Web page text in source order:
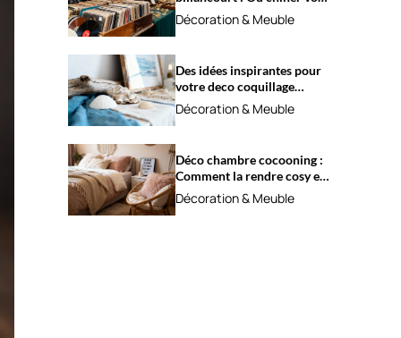
trésors ?
Décoration & Meuble
Des idées inspirantes pour
votre deco coquillage
marine
Décoration & Meuble
Déco chambre cocooning :
Comment la rendre cosy et
apaisante ?
Décoration & Meuble